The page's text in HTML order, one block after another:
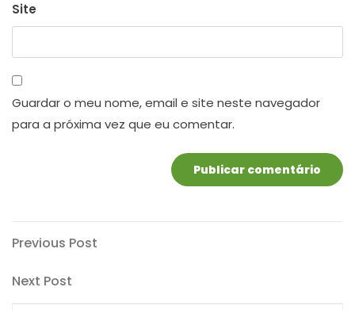
Site
Guardar o meu nome, email e site neste navegador
para a próxima vez que eu comentar.
Navegação
de
artigos
Previous
Previous Post
Next
Next Post